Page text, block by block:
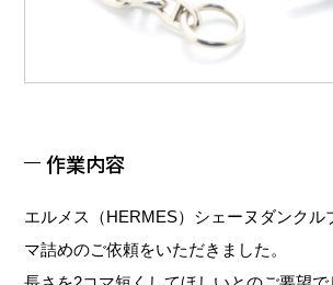
作業内容
エルメス（HERMES）シェーヌダンクル
マ詰めのご依頼をいただきました。